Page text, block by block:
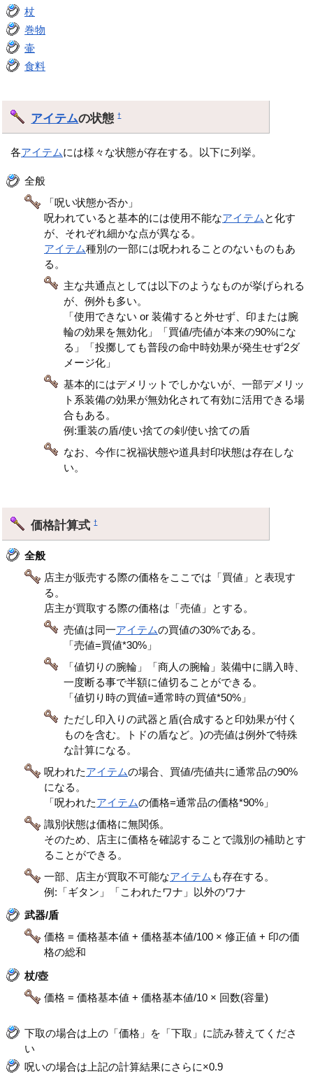
杖
巻物
壷
食料
アイテムの状態†
各アイテムには様々な状態が存在する。以下に列挙。
全般
「呪い状態か否か」
呪われていると基本的には使用不能なアイテム と化す
が、それぞれ細かな点が異なる。
アイテム種別の一部には呪われることのないものもあ
る。
主な共通点としては以下のようなものが挙げられる
が、例外も多い。
「使用できない or 装備すると外せず、印または腕
輪の効果を無効化」「買値/売値が本来の90%にな
る」「投擲しても普段の命中時効果が発生せず2ダ
メージ化」
基本的にはデメリットでしかないが、一部デメリッ
ト系装備の効果が無効化されて有効に活用できる場
合もある。
例:重装の盾/使い捨ての剣/使い捨ての盾
なお、今作に祝福状態や道具封印状態は存在しな
い。
価格計算式†
全般
店主が販売する際の価格をここでは「買値」と表現す
る。
店主が買取する際の価格は「売値」とする。
売値は同一アイテムの買値の30%である。
「売値=買値*30%」
「値切りの腕輪」「商人の腕輪」装備中に購入時、
一度断る事で半額に値切ることができる。
「値切り時の買値=通常時の買値*50%」
ただし印入りの武器と盾(合成すると印効果が付く
ものを含む。トドの盾など。)の売値は例外で特殊
な計算になる。
呪われたアイテムの場合、買値/売値共に通常品の90%
になる。
「呪われたアイテムの価格=通常品の価格*90%」
識別状態は価格に無関係。
そのため、店主に価格を確認することで識別の補助とす
ることができる。
一部、店主が買取不可能なアイテム も存在する。
例:「ギタン」「こわれたワナ」以外のワナ
武器/盾
価格 = 価格基本値 + 価格基本値/100 × 修正値 + 印の価
格の総和
杖/壺
価格 = 価格基本値 + 価格基本値/10 × 回数(容量)
下取の場合は上の「価格」を「下取」に読み替えてくださ
い
呪いの場合は上記の計算結果にさらに×0.9